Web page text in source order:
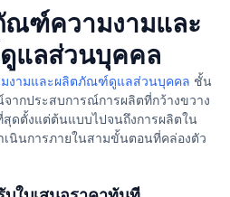
ณฑ์ความงามและ
แลส่วนบุคคล
งามและผลิตภัณฑ์ดูแลส่วนบุคคล ชั้น
ากประสบการณ์การผลิตที่กว้างขวาง
สุดตั้งแต่ต้นแบบไปจนถึงการผลิตใน
นินการภายในสามขั้นตอนที่คล่องตัว